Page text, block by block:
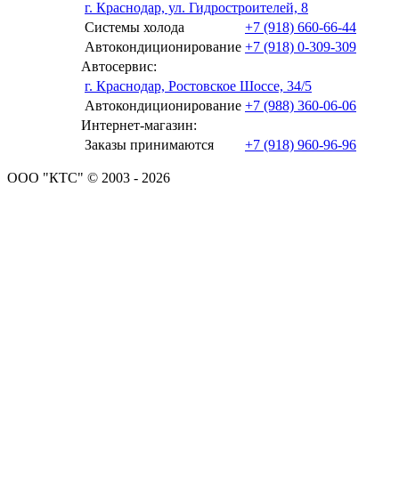
г. Краснодар, ул. Гидростроителей, 8
Системы холода
+7 (918) 660-66-44
Автокондиционирование +7 (918) 0-309-309
Автосервис:
г. Краснодар, Ростовское Шоссе, 34/5
Автокондиционирование +7 (988) 360-06-06
Интернет-магазин:
Заказы принимаются
+7 (918) 960-96-96
ООО "КТС" © 2003 - 2026